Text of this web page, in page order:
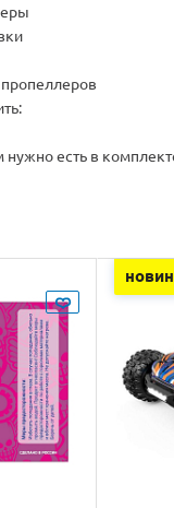
нужно есть в